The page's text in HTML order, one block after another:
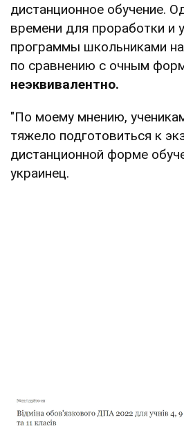
дистанционное обучение.
времени для проработки и
программы школьниками
по сравнению с очным
неэквивалентно.
"По моему мнению,
тяжело подготовиться к
дистанционной форме
украинец.